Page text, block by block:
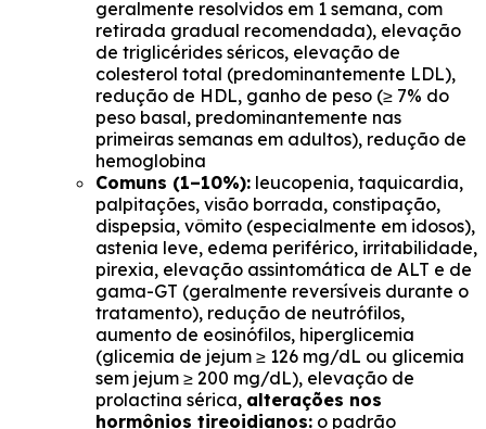
geralmente resolvidos em 1 semana, com
retirada gradual recomendada), elevação
de triglicérides séricos, elevação de
colesterol total (predominantemente LDL),
redução de HDL, ganho de peso (≥ 7% do
peso basal, predominantemente nas
primeiras semanas em adultos), redução de
hemoglobina
Comuns (1–10%): leucopenia, taquicardia,
palpitações, visão borrada, constipação,
dispepsia, vômito (especialmente em idosos),
astenia leve, edema periférico, irritabilidade,
pirexia, elevação assintomática de ALT e de
gama-GT (geralmente reversíveis durante o
tratamento), redução de neutrófilos,
aumento de eosinófilos, hiperglicemia
(glicemia de jejum ≥ 126 mg/dL ou glicemia
sem jejum ≥ 200 mg/dL), elevação de
prolactina sérica, alterações nos
hormônios tireoidianos: o padrão